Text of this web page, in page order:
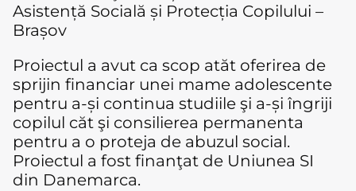
Asistență Socială și Protecția Copilului –
Brașov
Proiectul a avut ca scop atăt oferirea de
sprijin financiar unei mame adolescente
pentru a-și continua studiile şi a-și îngriji
copilul căt şi consilierea permanenta
pentru a o proteja de abuzul social.
Proiectul a fost finanţat de Uniunea SI
din Danemarca.